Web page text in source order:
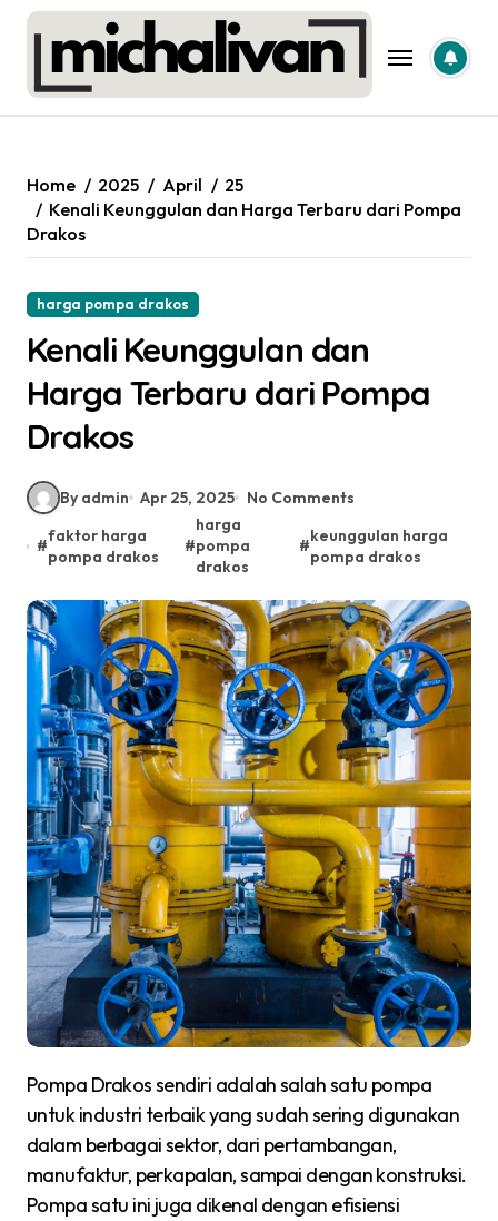
Skip
content
Home 2025 April
25
Kenali Keunggulan dan Harga Terbaru dari Pompa
Drakos
harga pompa drakos
Kenali Keunggulan dan
Harga Terbaru dari Pompa
Drakos
By admin Apr 25, 2025 No Comments
#
faktor harga
pompa drakos
#
harga
pompa
drakos
#
keunggulan harga
pompa drakos
Pompa Drakos sendiri adalah salah satu pompa
untuk industri terbaik yang sudah sering digunakan
dalam berbagai sektor, dari pertambangan,
manufaktur, perkapalan, sampai dengan konstruksi.
Pompa satu ini juga dikenal dengan efisiensi